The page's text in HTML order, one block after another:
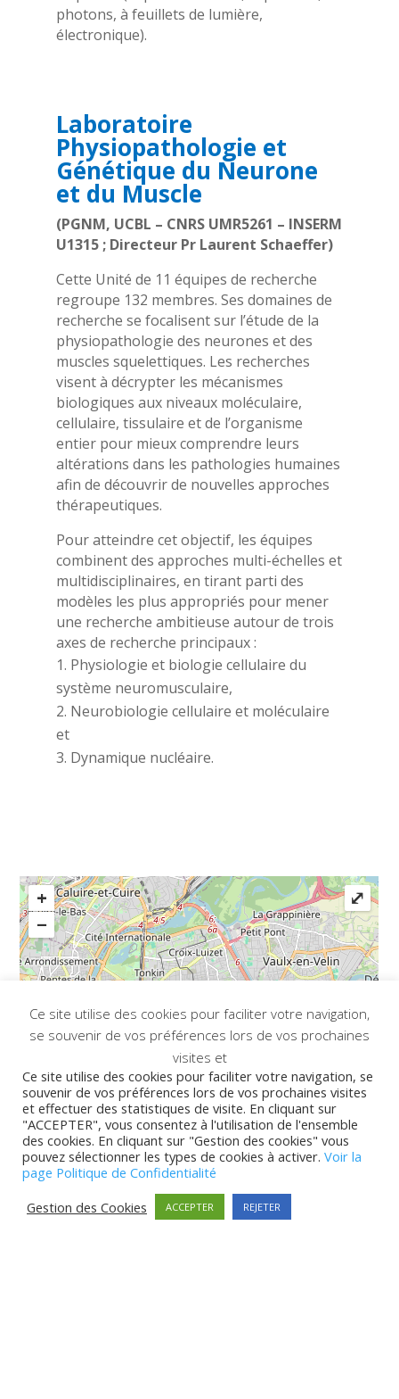
photons, à feuillets de lumière,
électronique).
Laboratoire
Physiopathologie et
Génétique du Neurone
et du Muscle
(PGNM, UCBL – CNRS UMR5261 – INSERM
U1315 ; Directeur Pr Laurent Schaeffer)
Cette Unité de 11 équipes de recherche
regroupe 132 membres. Ses domaines de
recherche se focalisent sur l’étude de la
physiopathologie des neurones et des
muscles squelettiques. Les recherches
visent à décrypter les mécanismes
biologiques aux niveaux moléculaire,
cellulaire, tissulaire et de l’organisme
entier pour mieux comprendre leurs
altérations dans les pathologies humaines
afin de découvrir de nouvelles approches
thérapeutiques.
Pour atteindre cet objectif, les équipes
combinent des approches multi-échelles et
multidisciplinaires, en tirant parti des
modèles les plus appropriés pour mener
une recherche ambitieuse autour de trois
axes de recherche principaux :
Physiologie et biologie cellulaire du
système neuromusculaire,
Neurobiologie cellulaire et moléculaire
et
Dynamique nucléaire.
+
−
⤢
Ce site utilise des cookies pour faciliter votre navigation,
se souvenir de vos préférences lors de vos prochaines
visites et
Ce site utilise des cookies pour faciliter votre navigation, se
souvenir de vos préférences lors de vos prochaines visites
et effectuer des statistiques de visite. En cliquant sur
"ACCEPTER", vous consentez à l'utilisation de l'ensemble
des cookies. En cliquant sur "Gestion des cookies" vous
pouvez sélectionner les types de cookies à activer. Voir la
page Politique de Confidentialité
Gestion des Cookies
ACCEPTER REJETER